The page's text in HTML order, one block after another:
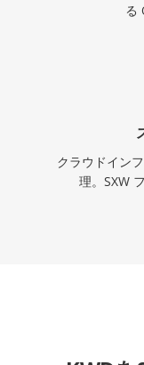
る
クラウドイン
理。SXW